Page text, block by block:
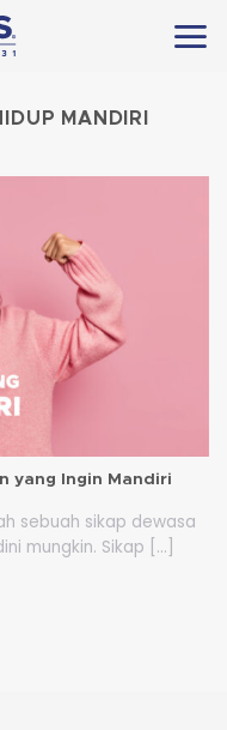
MANDIRI
yang Ingin Mandiri
sebuah sikap dewasa
mungkin. Sikap [...]